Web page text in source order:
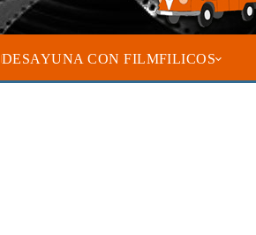
DESAYUNA CON FILMFILICOS